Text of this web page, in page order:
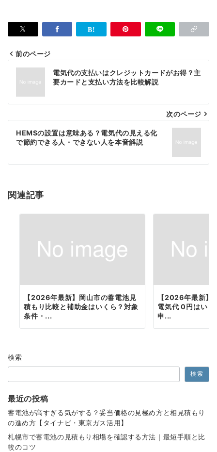
投
ナ
ビ
ゲ
シ
ン
前のページ
電気代の支払いはクレジットカードがお得？主
要カードと支払い方法を比較解説
次のページ
HEMSの設置は意味ある？電気代の見える化
で節約できる人・できない人を本音解説
関連記事
【2026年最新】岡山市の蓄電池見
積もり比較と補助金はいくら？対象
条件・...
【2026年最新】
電気代 0円はいく
申...
検索
検索
最近の投稿
蓄電池が高すぎる気がする？妥当価格の見極め方と相見積もり
の進め方【タイナビ・東京ガス活用】
札幌市で蓄電池の見積もり相場を確認する方法｜最短手順と比
較のコツ